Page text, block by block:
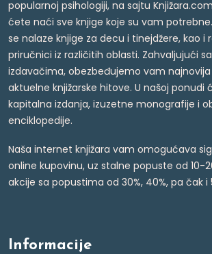
popularnoj psihologiji, na sajtu
ćete naći sve knjige koje su vam
se nalaze knjige za decu i tinejdžere, kao i
priručnici iz različitih oblasti. Zahvaljujući
izdavačima, obezbeđujemo vam najnovija
aktuelne knjižarske hitove. U našoj ponudi
kapitalna izdanja, izuzetne monografije i
enciklopedije.
Naša internet knjižara vam omogućava
online kupovinu, uz stalne popuste od 10-
akcije sa popustima od 30%, 40%, pa čak i
Informacije